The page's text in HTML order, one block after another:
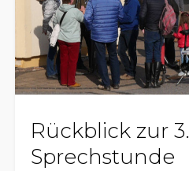
Rückblick zur 3.
Sprechstunde